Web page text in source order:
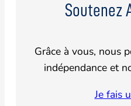
Soutenez
Grâce à vous, nous
indépendance et
Je fais